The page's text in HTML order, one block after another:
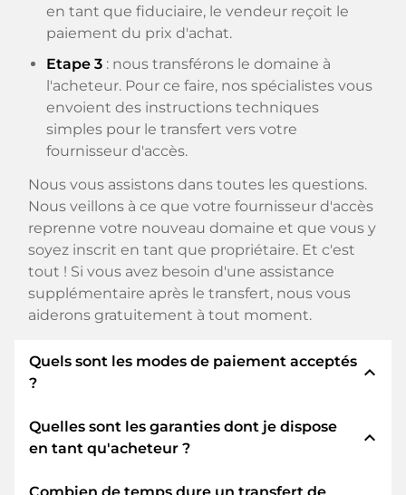
en tant que fiduciaire, le vendeur reçoit le
paiement du prix d'achat.
Etape 3 : nous transférons le domaine à
l'acheteur. Pour ce faire, nos spécialistes vous
envoient des instructions techniques
simples pour le transfert vers votre
fournisseur d'accès.
Nous vous assistons dans toutes les questions.
Nous veillons à ce que votre fournisseur d'accès
reprenne votre nouveau domaine et que vous y
soyez inscrit en tant que propriétaire. Et c'est
tout ! Si vous avez besoin d'une assistance
supplémentaire après le transfert, nous vous
aiderons gratuitement à tout moment.
Quels sont les modes de paiement acceptés
?
expand_less
Nous utilisons SEPA comme paiement anticipé
et utilisons STRIPE comme prestataire de
Quelles sont les garanties dont je dispose
en tant qu'acheteur ?
expand_less